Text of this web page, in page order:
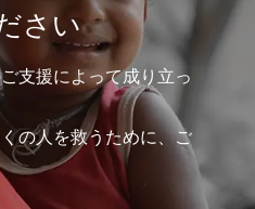
さい
支援によって成り立っ
の人を救うために、ご